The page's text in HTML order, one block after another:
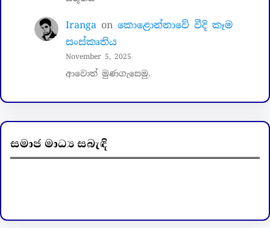
Iranga on කොළොන්නාවේ වීදි කෑම
සංස්කෘතිය
November 5, 2025
ආවොත් මුණගැසෙමු.
සමාජ මාධ්‍ය සබැඳි